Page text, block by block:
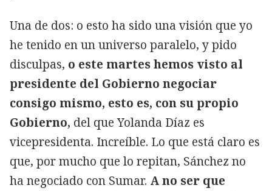
Una de dos: o esto ha sido una visión que yo
he tenido en un universo paralelo, y pido
disculpas, o este martes hemos visto al
presidente del Gobierno negociar
consigo mismo, esto es, con su propio
Gobierno, del que Yolanda Díaz es
vicepresidenta. Increíble. Lo que está claro es
que, por mucho que lo repitan, Sánchez no
ha negociado con Sumar. A no ser que